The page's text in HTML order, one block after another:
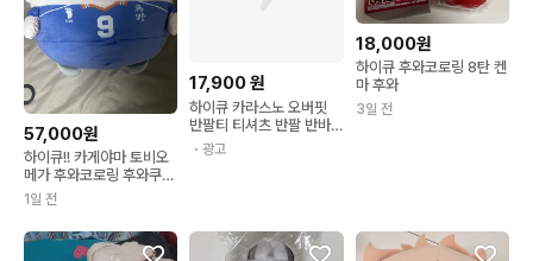
57,000원
하이큐!! 카게야마 토비오
메가 후와코로링 후와쿠지
제일복권 a상 후와코로링
1일 전
17,900원
하이큐 카라스노 오버핏
반팔티 티셔츠 반팔 반바
지 트레이닝복 발바닥
・광고
18,000원
하이큐 후와코로링 8탄 켄
마 후와
3일 전